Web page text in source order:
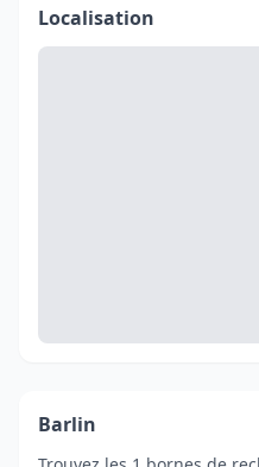
Localisation
Barlin